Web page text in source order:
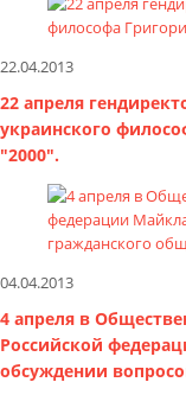
22.04.2013
22 апреля
украинского
"2000".
04.04.2013
4 апреля в
Российской
обсуждении